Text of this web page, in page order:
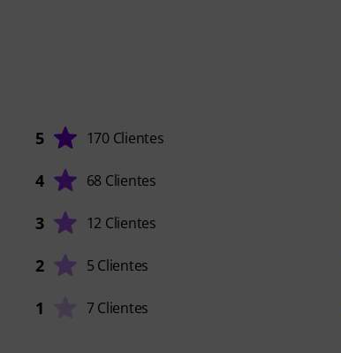
5 170 Clientes
4 68 Clientes
3 12 Clientes
2 5 Clientes
1 7 Clientes